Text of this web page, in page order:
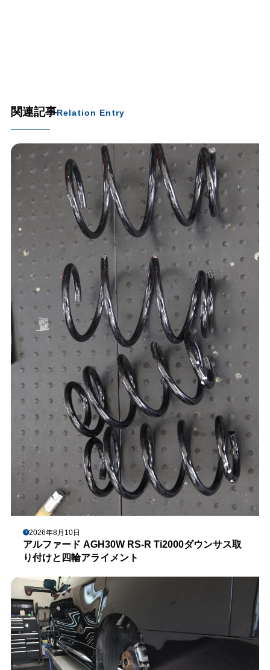
関連記事Relation Entry
2026年8月10日
アルファード AGH30W RS-R Ti2000ダウンサス取
り付けと四輪アライメント